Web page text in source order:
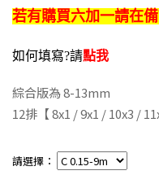
若有購買六加一請在
如何填寫?請點我
綜合版為 8-13mm
12排 【 8x1 / 9x1 / 10x3 /
請選擇：